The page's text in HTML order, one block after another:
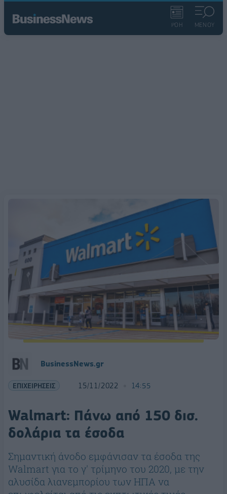
ΡΟΗ ΜΕΝΟΥ
BusinessNews.gr
ΕΠΙΧΕΙΡΗΣΕΙΣ 15/11/2022 14:55
Walmart: Πάνω από 150 δισ.
δολάρια τα έσοδα
Σημαντική άνοδο εμφάνισαν τα έσοδα της
Walmart για το γ' τρίμηνο του 2020, με την
αλυσίδα λιανεμπορίου των ΗΠΑ να